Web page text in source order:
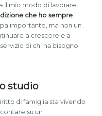
mio modo di lavorare,
che ho sempre
importante, ma non un
a crescere e a
di chi ha bisogno.
studio
di famiglia sta vivendo
su un